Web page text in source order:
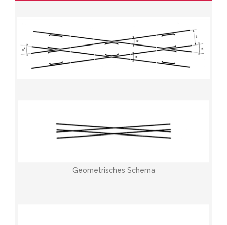
Geometrisches Schema